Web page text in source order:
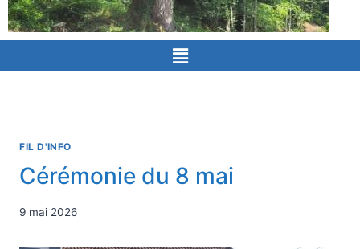
FIL D'INFO
Cérémonie du 8 mai
9 mai 2026